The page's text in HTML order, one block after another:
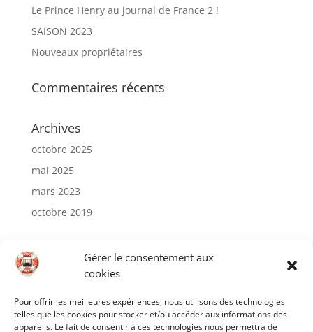
Gérer le consentement aux
cookies
Pour offrir les meilleures expériences, nous utilisons des technologies
telles que les cookies pour stocker et/ou accéder aux informations des
appareils. Le fait de consentir à ces technologies nous permettra de
Le Prince Henry au journal de France 2 !
SAISON 2023
Nouveaux propriétaires
Commentaires récents
Archives
octobre 2025
mai 2025
mars 2023
octobre 2019
Actualités
Méta
Connexion